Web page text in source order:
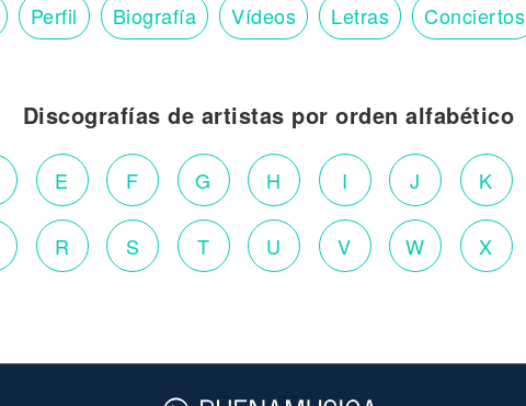
Perfil Biografía Vídeos Letras Conciertos
Discografías de artistas por orden alfabético
E F G H I J K
R S T U V W X